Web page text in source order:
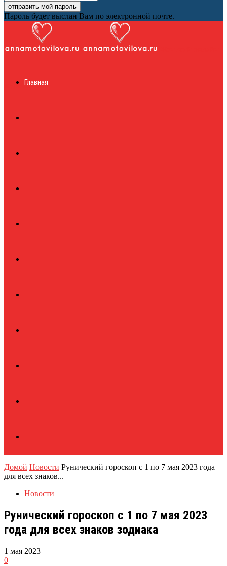
Пароль будет выслан Вам по электронной почте.
журналГлавная
Домой Новости Рунический гороскоп с 1 по 7 мая 2023 года
для всех знаков...
Новости
Рунический гороскоп с 1 по 7 мая 2023
года для всех знаков зодиака
1 мая 2023
0